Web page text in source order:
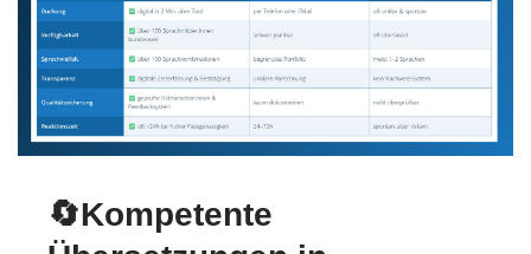
🔄Kompetente